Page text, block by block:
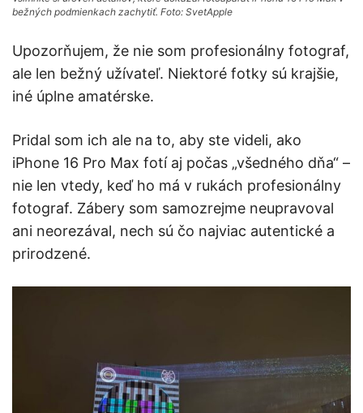
bežných podmienkach zachytiť. Foto: SvetApple
Upozorňujem, že nie som profesionálny fotograf,
ale len bežný užívateľ. Niektoré fotky sú krajšie,
iné úplne amatérske.
Pridal som ich ale na to, aby ste videli, ako
iPhone 16 Pro Max fotí aj počas „všedného dňa“ –
nie len vtedy, keď ho má v rukách profesionálny
fotograf. Zábery som samozrejme neupravoval
ani neorezával, nech sú čo najviac autentické a
prirodzené.